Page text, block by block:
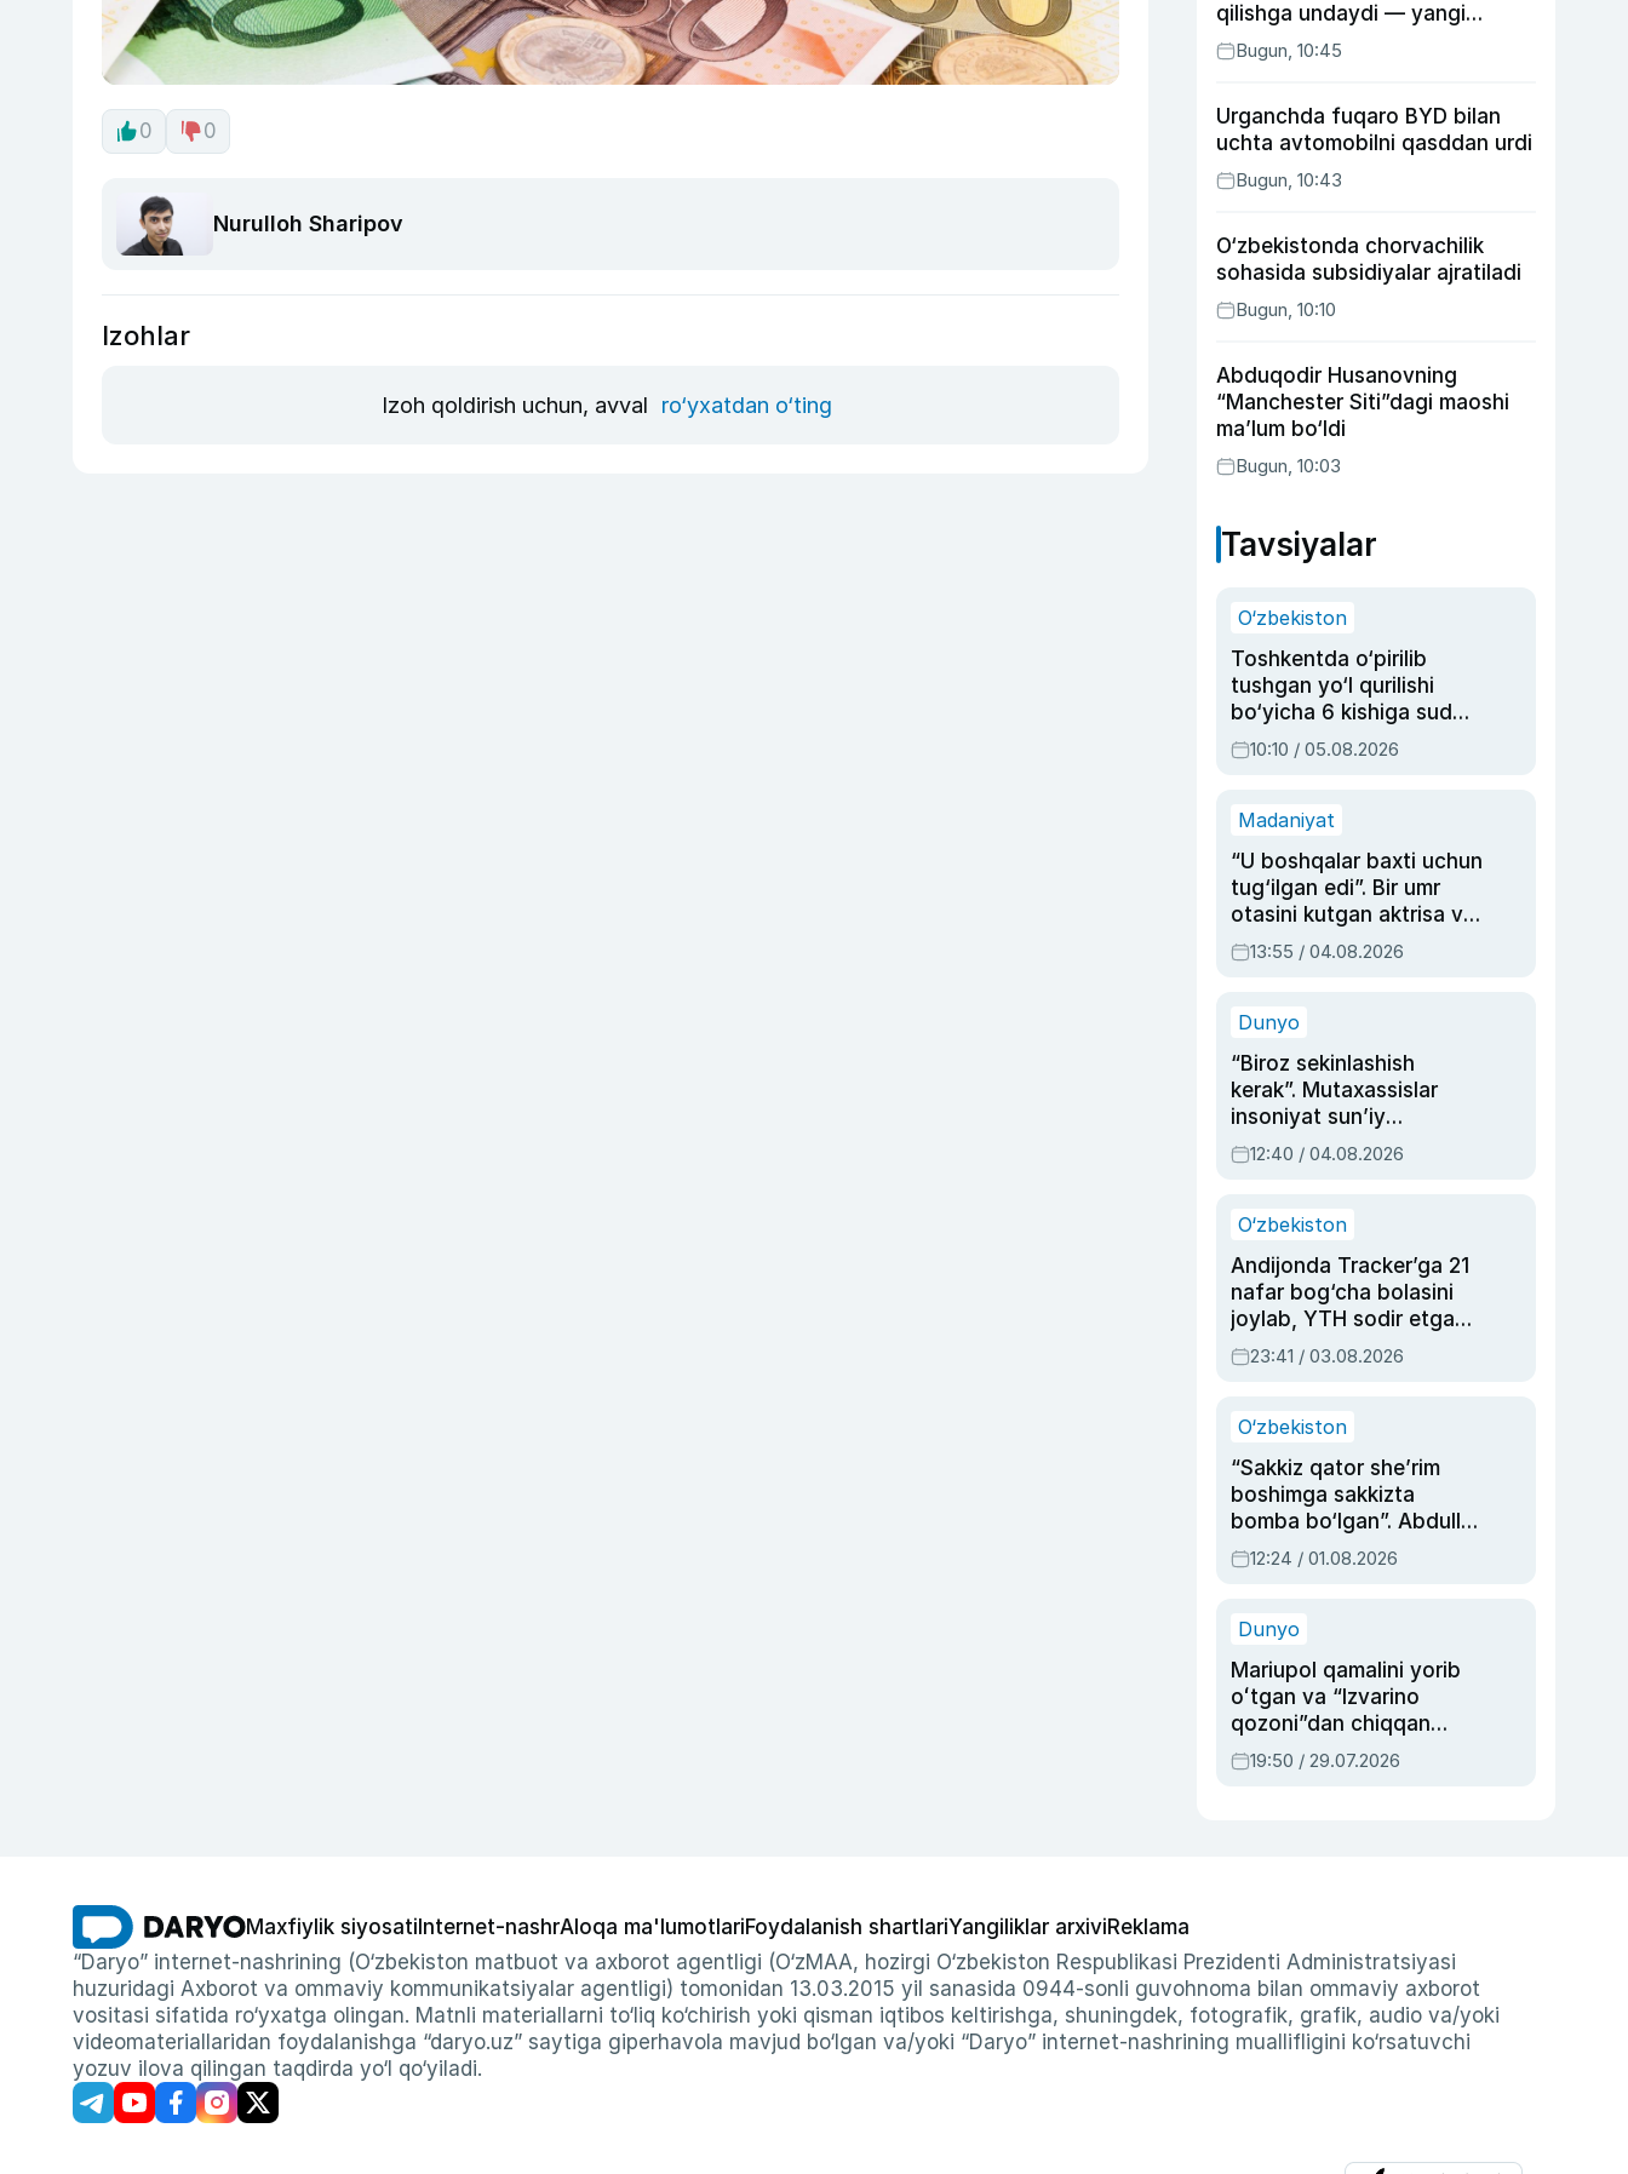
0 0
Nurulloh Sharipov
Izohlar
Izoh qoldirish uchun, avval ro‘yxatdan o‘ting
qilishga undaydi — yangi
tadqiqot
Bugun, 10:45
Urganchda fuqaro BYD bilan
uchta avtomobilni qasddan urdi
Bugun, 10:43
O‘zbekistonda chorvachilik
sohasida subsidiyalar ajratiladi
Bugun, 10:10
Abduqodir Husanovning
“Manchester Siti”dagi maoshi
ma’lum bo‘ldi
Bugun, 10:03
Tavsiyalar
O‘zbekiston
Toshkentda o‘pirilib
tushgan yo‘l qurilishi
bo‘yicha 6 kishiga sud
hukmi o‘qildi
10:10 / 05.08.2026
Madaniyat
“U boshqalar baxti uchun
tug‘ilgan edi”. Bir umr
otasini kutgan aktrisa va
dublyaj ustasi Rimma
Ahmedovaning
13:55 / 04.08.2026
Dunyo
“Biroz sekinlashish
kerak”. Mutaxassislar
insoniyat sun’iy
intellektni boshqara
olmay qolishidan xavotir
12:40 / 04.08.2026
O‘zbekiston
Andijonda Tracker’ga 21
nafar bog‘cha bolasini
joylab, YTH sodir etgan
ayolga sud hukmi o‘qildi
23:41 / 03.08.2026
O‘zbekiston
“Sakkiz qator she’rim
boshimga sakkizta
bomba bo‘lgan”. Abdulla
Oripovni siyosiy
ayblovlardan asrab
12:24 / 01.08.2026
Dunyo
Mariupol qamalini yorib
oʻtgan va “Izvarino
qozoni”dan chiqqan
qahramon — Ukraina
armiyasi bosh
19:50 / 29.07.2026
Maxfiylik siyosati Internet-nashrAloqa ma'lumotlariFoydalanish shartlariYangiliklar arxiviReklama
“Daryo” internet-nashrining (O‘zbekiston matbuot va axborot agentligi (O‘zMAA, hozirgi O‘zbekiston Respublikasi Prezidenti Administratsiyasi
huzuridagi Axborot va ommaviy kommunikatsiyalar agentligi) tomonidan 13.03.2015 yil sanasida 0944-sonli guvohnoma bilan ommaviy axborot
vositasi sifatida ro‘yxatga olingan. Matnli materiallarni to‘liq ko‘chirish yoki qisman iqtibos keltirishga, shuningdek, fotografik, grafik, audio va/yoki
videomateriallaridan foydalanishga “daryo.uz” saytiga giperhavola mavjud bo‘lgan va/yoki “Daryo” internet-nashrining muallifligini ko‘rsatuvchi
yozuv ilova qilingan taqdirda yo‘l qo‘yiladi.